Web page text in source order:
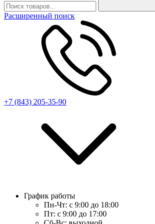
Расширенный поиск
+7 (843) 205-35-90
График работы
Пн-Чт: с 9:00 до 18:00
Пт: с 9:00 до 17:00